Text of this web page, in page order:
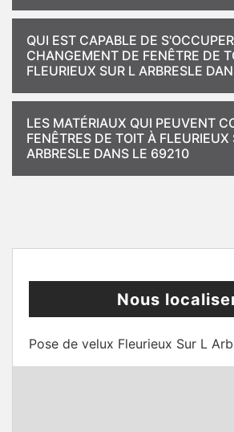
QUI EST CAPABLE DE
CHANGEMENT DE FENÊTRE DE
FLEURIEUX SUR L ARBRESLE
LES MATÉRIAUX QUI PEUVENT
FENÊTRES DE TOIT À FLEURIEUX
ARBRESLE DANS LE 69210
Nous
Pose de velux Fleurieux Sur L